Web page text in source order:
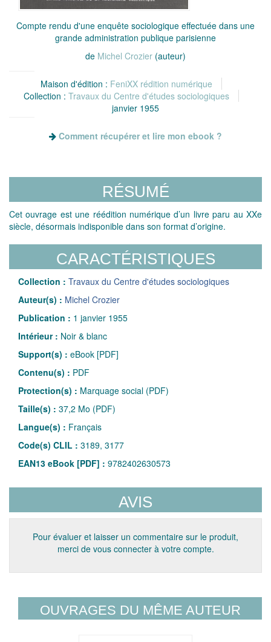
Compte rendu d'une enquête sociologique effectuée dans une
grande administration publique parisienne
de Michel Crozier (auteur)
Maison d'édition : FeniXX rédition numérique
Collection : Travaux du Centre d'études sociologiques
janvier 1955
Comment récupérer et lire mon ebook ?
RÉSUMÉ
Cet ouvrage est une réédition numérique d’un livre paru au XXe
siècle, désormais indisponible dans son format d’origine.
CARACTÉRISTIQUES
Collection : Travaux du Centre d'études sociologiques
Auteur(s) : Michel Crozier
Publication : 1 janvier 1955
Intérieur : Noir & blanc
Support(s) : eBook [PDF]
Contenu(s) : PDF
Protection(s) : Marquage social (PDF)
Taille(s) : 37,2 Mo (PDF)
Langue(s) : Français
Code(s) CLIL : 3189, 3177
EAN13 eBook [PDF] : 9782402630573
AVIS
Pour évaluer et laisser un commentaire sur le produit,
merci de vous connecter à votre compte.
OUVRAGES DU MÊME AUTEUR